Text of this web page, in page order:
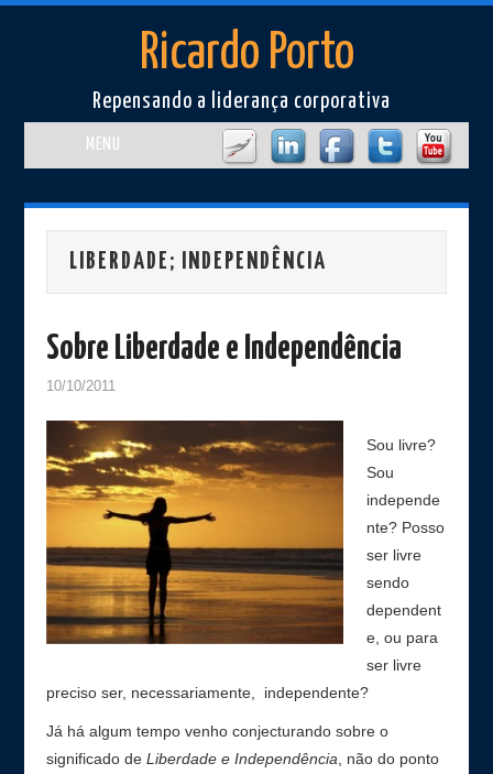
Ricardo Porto
Repensando a liderança corporativa
MENU
Perfil
Cursos e Eventos
Livros/Filmes
Imprensa
LIBERDADE; INDEPENDÊNCIA
Sobre Liberdade e Independência
10/10/2011
Sou livre?
Sou
independe
nte? Posso
ser livre
sendo
dependent
e, ou para
ser livre
preciso ser, necessariamente, independente?
Já há algum tempo venho conjecturando sobre o
significado deLiberdade e Independência , não do ponto